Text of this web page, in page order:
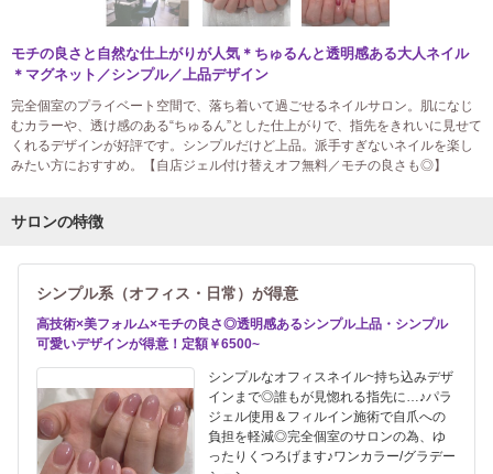
モチの良さと自然な仕上がりが人気＊ちゅるんと透明感ある大人ネイル
＊マグネット／シンプル／上品デザイン
完全個室のプライベート空間で、落ち着いて過ごせるネイルサロン。肌になじ
むカラーや、透け感のある“ちゅるん”とした仕上がりで、指先をきれいに見せて
くれるデザインが好評です。シンプルだけど上品。派手すぎないネイルを楽し
みたい方におすすめ。【自店ジェル付け替えオフ無料／モチの良さも◎】
サロンの特徴
シンプル系（オフィス・日常）が得意
高技術×美フォルム×モチの良さ◎透明感あるシンプル上品・シンプル
可愛いデザインが得意！定額￥6500~
シンプルなオフィスネイル~持ち込みデザ
インまで◎誰もが見惚れる指先に…♪パラ
ジェル使用＆フィルイン施術で自爪への
負担を軽減◎完全個室のサロンの為、ゆ
ったりくつろげます♪ワンカラー/グラデー